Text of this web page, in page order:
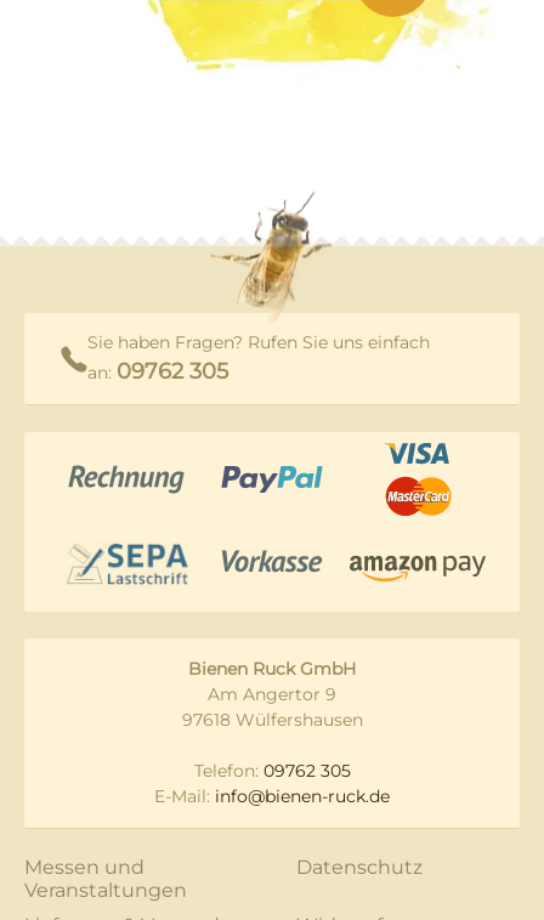
Sie haben Fragen? Rufen Sie uns einfach
an: 09762 305
Bienen Ruck GmbH
Am Angertor 9
97618 Wülfershausen
Telefon: 09762 305
E-Mail: info@bienen-ruck.de
Messen und
Veranstaltungen
Datenschutz